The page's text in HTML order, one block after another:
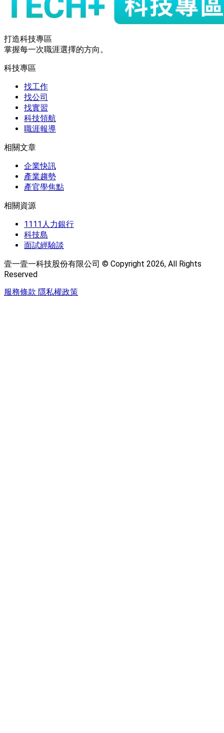
打造科技專區
掌握每一次職涯選擇的方向。
科技專區
找工作
找公司
找實習
科技領航
職涯報導
相關文章
企業快訊
產業趨勢
產官學焦點
相關資源
1111人力銀行
科技島
面試經驗談
壹一壹一科技股份有限公司 © Copyright 2026, All Rights
Reserved
服務條款 隱私權政策